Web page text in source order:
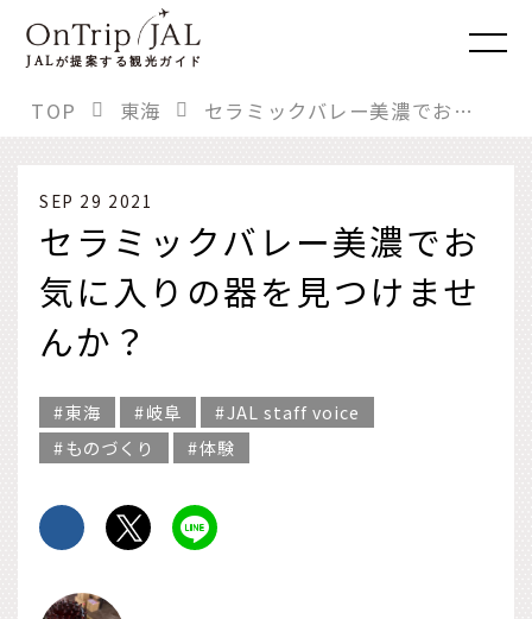
JALが提案する観光ガイド
TOP 東海 セラミックバレー美濃でお気に入りの器を見つけませんか？
SEP 29 2021
セラミックバレー美濃でお
気に入りの器を見つけませ
んか？
東海 岐阜
JAL staff voice
ものづくり
体験